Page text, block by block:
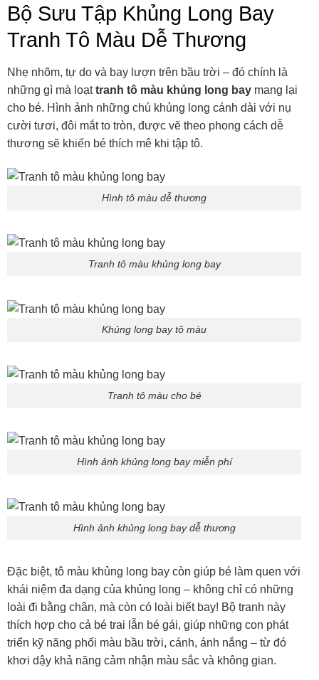
Bộ Sưu Tập Khủng Long Bay
Tranh Tô Màu Dễ Thương
Nhẹ nhõm, tự do và bay lượn trên bầu trời – đó chính là
những gì mà loạttranh tô màu khủng long bay mang lại
cho bé. Hình ảnh những chú khủng long cánh dài với nụ
cười tươi, đôi mắt to tròn, được vẽ theo phong cách dễ
thương sẽ khiến bé thích mê khi tập tô.
Hình tô màu dễ thương
Tranh tô màu khủng long bay
Khủng long bay tô màu
Tranh tô màu cho bé
Hình ảnh khủng long bay miễn phí
Hình ảnh khủng long bay dễ thương
Đặc biệt, tô màu khủng long bay còn giúp bé làm quen với
khái niệm đa dạng của khủng long – không chỉ có những
loài đi bằng chân, mà còn có loài biết bay! Bộ tranh này
thích hợp cho cả bé trai lẫn bé gái, giúp những con phát
triển kỹ năng phối màu bầu trời, cánh, ánh nắng – từ đó
khơi dậy khả năng cảm nhận màu sắc và không gian.